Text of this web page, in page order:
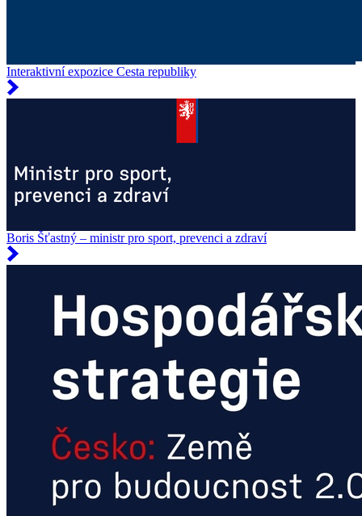
Interaktivní expozice Cesta republiky
Boris Šťastný – ministr pro sport, prevenci a zdraví